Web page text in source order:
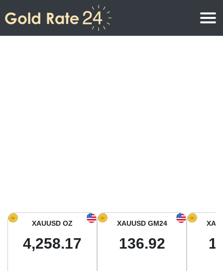
Precio del Oro hoy en América del sur
XAUUSD OZ
4,258.17
XAUUSD GM24
136.92